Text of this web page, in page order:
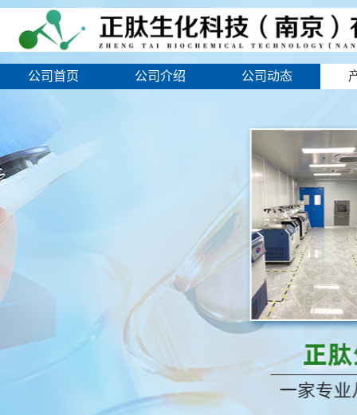
公司首页 公司介绍 公司动态